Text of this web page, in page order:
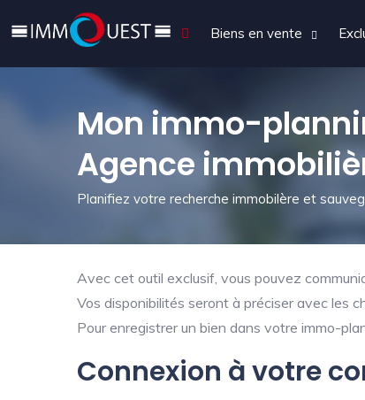
Biens en vente
Mon immo-
Agence
Planifiez votre recherche immobilère et
Avec cet outil exclusif, vous pouvez
Vos disponibilités seront à préciser avec les
Pour enregistrer un bien dans votre immo-
Connexion à votre